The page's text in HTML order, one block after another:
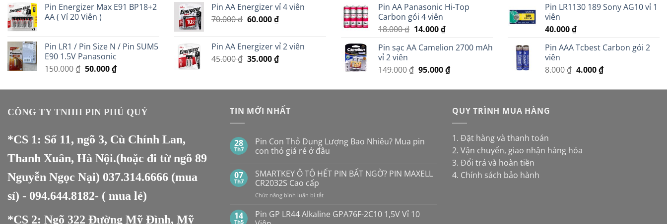
là:
350.000 ₫.
tại
Pin Energizer Max E91 BP18+2
AA ( Vỉ 20 Viên )
Pin LR1 / Pin Size N / Pin SUM5
E90 1.5V Panasonic
150.000₫ Giá
là:
50.000₫Giá
tại
50.000 ₫.
là:
299.000 ₫.
tại
Pin AA Energizer vỉ 4 viên
70.000₫ Giá
70.000 ₫.
60.000₫Giá
là:
60.000 ₫.
Pin AA Energizer vỉ 2 viên
45.000₫ Giá
45.000 ₫.
35.000₫Giá
là:
là:
439.000 ₫.
tại
Pin AA Panasonic Hi-Top
Carbon gói 4 viên
18.000₫ Giá
là:
14.000₫Giá
tại
14.000 ₫.
Pin sạc AA Camelion 2700 mAh
vỉ 2 viên
149.000₫ Giá
là:
95.000₫Giá
tại
95.000 ₫.
Pin LR1130 189 Sony AG10 vỉ 1
viên
40.000₫
Pin AAA Tcbest Carbon gói 2
viên
8.000₫ Giá
là:
4.000₫Giá
tại
CÔNG TY TNHH PIN PHÚ QUÝ
*CS 1: Số 11, ngõ 3, Cù Chính Lan,
Thanh Xuân, Hà Nội.(hoặc đi từ ngõ 89
Nguyễn Ngọc Nại) 037.314.6666 (mua
sỉ) - 094.644.8182- ( mua lẻ)
*CS 2: Ngõ 322 Đường Mỹ Đình, Mỹ
TIN MỚI NHẤT
28
Th7
Pin Con Thỏ Dung Lượng Bao Nhiêu? Mua pin
con thỏ giá rẻ ở đâu
bình
luận
ở
Pin
Con
Dung
Lượng
07
Th7
SMARTKEY Ô TÔ HẾT PIN BẤT NGỜ? PIN MAXELL
CR2032S Cao cấp
Chức năng bình luận bị tắtở
Ô
14
Th5
Pin GP LR44 Alkaline GPA76F-2C10 1,5V Vỉ 10
QUY TRÌNH MUA HÀNG
1. Đặt hàng và thanh toán
2. Vận chuyển, giao nhận hàng hóa
3. Đổi trả và hoàn tiền
4. Chính sách bảo hành